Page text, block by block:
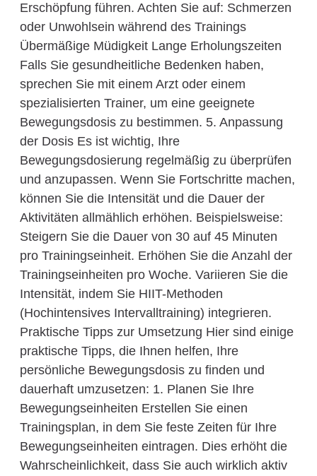
Erschöpfung führen. Achten Sie auf: Schmerzen
oder Unwohlsein während des Trainings
Übermäßige Müdigkeit Lange Erholungszeiten
Falls Sie gesundheitliche Bedenken haben,
sprechen Sie mit einem Arzt oder einem
spezialisierten Trainer, um eine geeignete
Bewegungsdosis zu bestimmen. 5. Anpassung
der Dosis Es ist wichtig, Ihre
Bewegungsdosierung regelmäßig zu überprüfen
und anzupassen. Wenn Sie Fortschritte machen,
können Sie die Intensität und die Dauer der
Aktivitäten allmählich erhöhen. Beispielsweise:
Steigern Sie die Dauer von 30 auf 45 Minuten
pro Trainingseinheit. Erhöhen Sie die Anzahl der
Trainingseinheiten pro Woche. Variieren Sie die
Intensität, indem Sie HIIT-Methoden
(Hochintensives Intervalltraining) integrieren.
Praktische Tipps zur Umsetzung Hier sind einige
praktische Tipps, die Ihnen helfen, Ihre
persönliche Bewegungsdosis zu finden und
dauerhaft umzusetzen: 1. Planen Sie Ihre
Bewegungseinheiten Erstellen Sie einen
Trainingsplan, in dem Sie feste Zeiten für Ihre
Bewegungseinheiten eintragen. Dies erhöht die
Wahrscheinlichkeit, dass Sie auch wirklich aktiv